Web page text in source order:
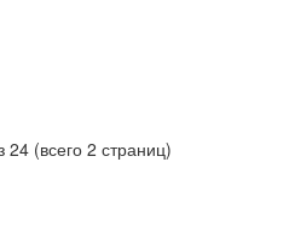
24 (всего 2 страниц)